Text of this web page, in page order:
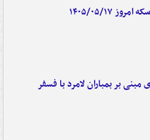
۱۴۰۵/۰۵/۱۷
بر بمباران لامرد با فسفر